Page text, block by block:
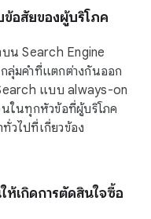
อสัยของผู้บริโภค
น Search Engine
ลุ่มคำที่แตกต่างกันออก
แบบ always-on
ในทุกหัวข้อที่ผู้บริโภค
วไปที่เกี่ยวข้อง
เกิดการตัดสินใจซื้อ